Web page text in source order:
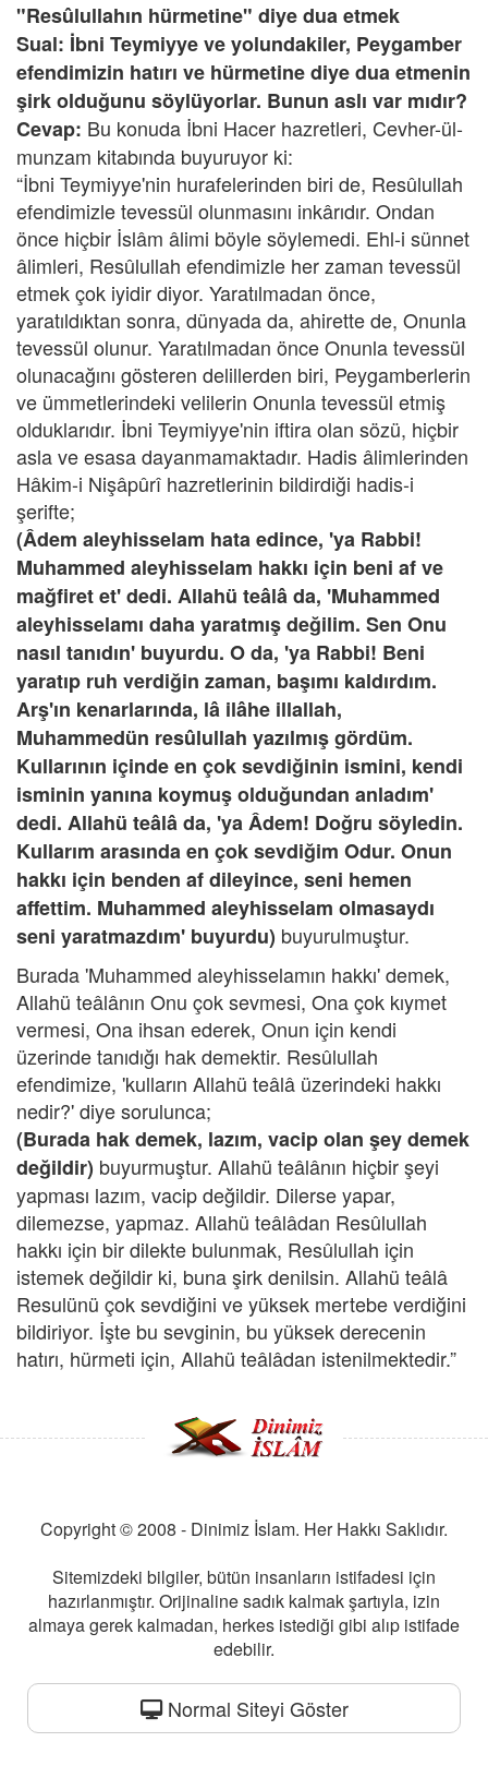
"Resûlullahın hürmetine" diye dua etmek
Sual: İbni Teymiyye ve yolundakiler, Peygamber
efendimizin hatırı ve hürmetine diye dua etmenin
şirk olduğunu söylüyorlar. Bunun aslı var mıdır?
Cevap: Bu konuda İbni Hacer hazretleri, Cevher-ül-
munzam kitabında buyuruyor ki:
“İbni Teymiyye'nin hurafelerinden biri de, Resûlullah
efendimizle tevessül olunmasını inkârıdır. Ondan
önce hiçbir İslâm âlimi böyle söylemedi. Ehl-i sünnet
âlimleri, Resûlullah efendimizle her zaman tevessül
etmek çok iyidir diyor. Yaratılmadan önce,
yaratıldıktan sonra, dünyada da, ahirette de, Onunla
tevessül olunur. Yaratılmadan önce Onunla tevessül
olunacağını gösteren delillerden biri, Peygamberlerin
ve ümmetlerindeki velilerin Onunla tevessül etmiş
olduklarıdır. İbni Teymiyye'nin iftira olan sözü, hiçbir
asla ve esasa dayanmamaktadır. Hadis âlimlerinden
Hâkim-i Nişâpûrî hazretlerinin bildirdiği hadis-i
şerifte;
(Âdem aleyhisselam hata edince, 'ya Rabbi!
Muhammed aleyhisselam hakkı için beni af ve
mağfiret et' dedi. Allahü teâlâ da, 'Muhammed
aleyhisselamı daha yaratmış değilim. Sen Onu
nasıl tanıdın' buyurdu. O da, 'ya Rabbi! Beni
yaratıp ruh verdiğin zaman, başımı kaldırdım.
Arş'ın kenarlarında, lâ ilâhe illallah,
Muhammedün resûlullah yazılmış gördüm.
Kullarının içinde en çok sevdiğinin ismini, kendi
isminin yanına koymuş olduğundan anladım'
dedi. Allahü teâlâ da, 'ya Âdem! Doğru söyledin.
Kullarım arasında en çok sevdiğim Odur. Onun
hakkı için benden af dileyince, seni hemen
affettim. Muhammed aleyhisselam olmasaydı
seni yaratmazdım' buyurdu) buyurulmuştur.
Burada 'Muhammed aleyhisselamın hakkı' demek,
Allahü teâlânın Onu çok sevmesi, Ona çok kıymet
vermesi, Ona ihsan ederek, Onun için kendi
üzerinde tanıdığı hak demektir. Resûlullah
efendimize, 'kulların Allahü teâlâ üzerindeki hakkı
nedir?' diye sorulunca;
(Burada hak demek, lazım, vacip olan şey demek
değildir) buyurmuştur. Allahü teâlânın hiçbir şeyi
yapması lazım, vacip değildir. Dilerse yapar,
dilemezse, yapmaz. Allahü teâlâdan Resûlullah
hakkı için bir dilekte bulunmak, Resûlullah için
istemek değildir ki, buna şirk denilsin. Allahü teâlâ
Resulünü çok sevdiğini ve yüksek mertebe verdiğini
bildiriyor. İşte bu sevginin, bu yüksek derecenin
hatırı, hürmeti için, Allahü teâlâdan istenilmektedir.”
Copyright © 2008 - Dinimiz İslam. Her Hakkı Saklıdır.
Sitemizdeki bilgiler, bütün insanların istifadesi için
hazırlanmıştır. Orijinaline sadık kalmak şartıyla, izin
almaya gerek kalmadan, herkes istediği gibi alıp istifade
edebilir.
Normal Siteyi Göster